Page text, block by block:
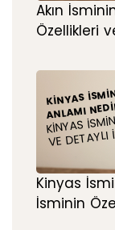
Akın
Özellikleri
KINYAS
ANLAMI
KINYAS
VE DETAYLI
Kinyas
İsminin